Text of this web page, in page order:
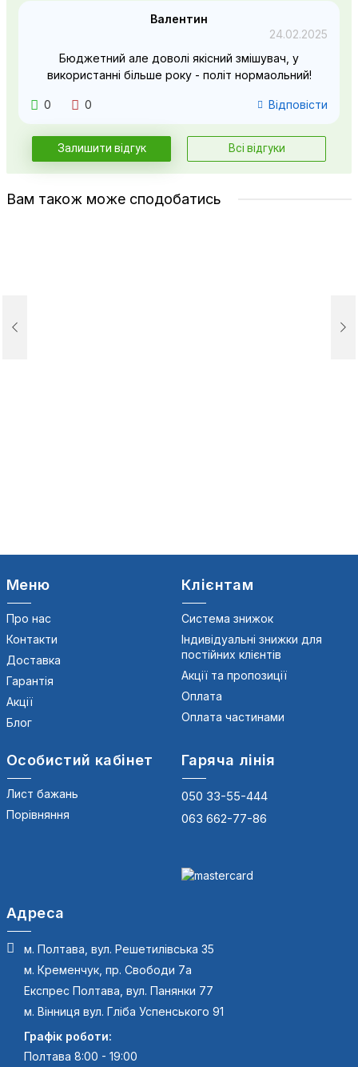
Валентин
24.02.2025
Бюджетний але доволі якісний змішувач, у
використанні більше року - політ нормаольний!
0 0 Відповісти
Залишити відгук Всі відгуки
Вам також може сподобатись
Меню
Про нас
Контакти
Доставка
Гарантія
Акції
Блог
Клієнтам
Система знижок
Індивідуальні знижки для
постійних клієнтів
Акції та пропозиції
Оплата
Оплата частинами
Особистий кабінет
Лист бажань
Порівняння
Гаряча лінія
050 33-55-444
063 662-77-86
Адреса
м. Полтава, вул. Решетилівська 35
м. Кременчук, пр. Свободи 7а
Експрес Полтава, вул. Панянки 77
м. Вінниця вул. Гліба Успенського 91
Графік роботи:
Полтава 8:00 - 19:00